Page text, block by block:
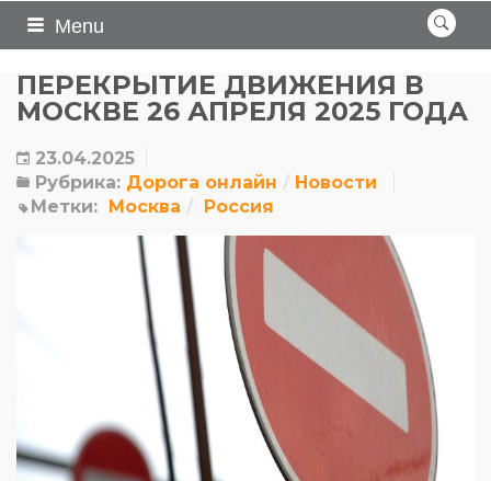
Menu
ПЕРЕКРЫТИЕ ДВИЖЕНИЯ В
МОСКВЕ 26 АПРЕЛЯ 2025 ГОДА
23.04.2025
Рубрика: Дорога онлайн
Новости
Метки: Москва Россия